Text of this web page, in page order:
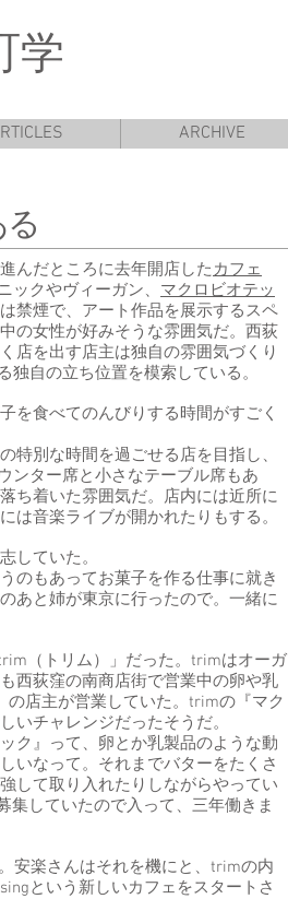
学
ARCHIVE
んだところに去年開店したカフェ
ックやヴィーガン、 マクロビオテッ
禁煙で、アート作品を展示するスペ
の女性が好みそうな雰囲気だ。西荻
店を出す店主は独自の雰囲気づくり
自の立ち位置を模索している。
を食べてのんびりする時間がすごく
特別な時間を過ごせる店を目指し、
ンター席と小さなテーブル席もあ
ち着いた雰囲気だ。店内には近所に
は音楽ライブが開かれたりもする。
していた。
のもあってお菓子を作る仕事に就き
あと姉が東京に行ったので。一緒に
（トリム）」だった。trimはオーガ
西荻窪の南商店街で営業中の卵や乳
の店主が営業していた。trimの『マク
いチャレンジだったそうだ。
ク』って、卵とか乳製品のような動
いなって。それまでバターをたくさ
して取り入れたりしながらやってい
していたので入って、三年働きま
安楽さんはそれを機にと、trimの内
という新しいカフェをスタートさ